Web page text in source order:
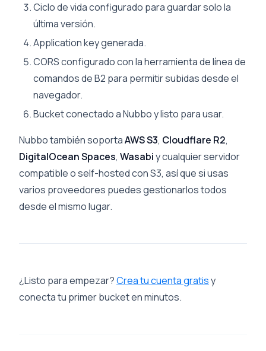
Ciclo de vida configurado para guardar solo la
última versión.
Application key generada.
CORS configurado con la herramienta de línea de
comandos de B2 para permitir subidas desde el
navegador.
Bucket conectado a Nubbo y listo para usar.
Nubbo también soportaAWS S3, Cloudflare R2,
DigitalOcean Spaces, Wasabiy cualquier servidor
compatible o self-hosted con S3, así que si usas
varios proveedores puedes gestionarlos todos
desde el mismo lugar.
¿Listo para empezar?Crea tu cuenta gratisy
conecta tu primer bucket en minutos.